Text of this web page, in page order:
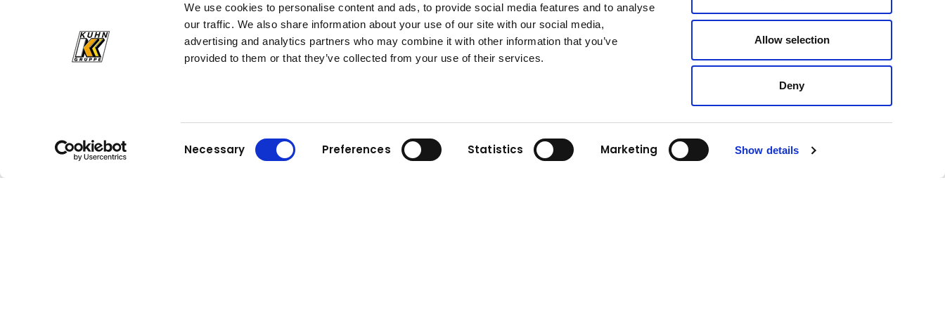
We use cookies to personalise content and ads, to provide social media features and to analyse
our traffic. We also share information about your use of our site with our social media,
advertising and analytics partners who may combine it with other information that you’ve
provided to them or that they’ve collected from your use of their services.
Necessary Preferences Statistics Marketing Show details
Allow selection
Deny
Keressen használt modellt
vagy a Kuhn termékkínálatával kapcsolatban?
Szívesen segítünk.